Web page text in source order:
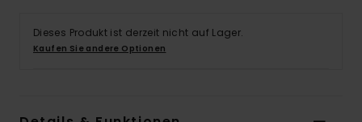
Dieses Produkt ist derzeit nicht auf Lager.
Kaufen Sie andere Optionen